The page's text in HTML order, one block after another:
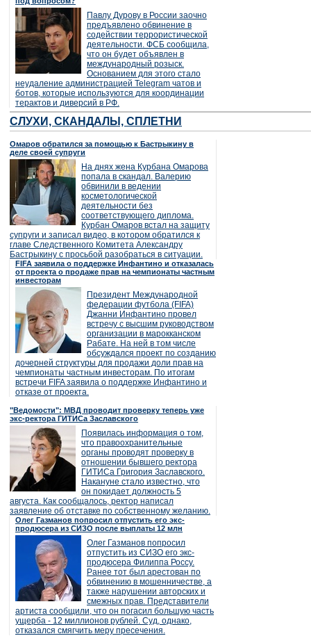
Павлу Дурову в России заочно
предъявлено обвинение в
содействии террористической
деятельности. ФСБ сообщила,
что он будет объявлен в
международный розыск.
Основанием для этого стало
неудаление администрацией Telegram чатов и
ботов, которые используются для координации
терактов и диверсий в РФ.
СЛУХИ, СКАНДАЛЫ, СПЛЕТНИ
Омаров обратился за помощью к Бастрыкину в
деле своей супруги
На днях жена Курбана Омарова
попала в скандал. Валерию
обвинили в ведении
косметологической
деятельности без
соответствующего диплома.
Курбан Омаров встал на защиту
супруги и записал видео, в котором обратился к
главе Следственного Комитета Александру
Бастрыкину с просьбой разобраться в ситуации.
FIFA заявила о поддержке Инфантино и отказалась
от проекта о продаже прав на чемпионаты частным
инвесторам
Президент Международной
федерации футбола (FIFA)
Джанни Инфантино провел
встречу с высшим руководством
организации в марокканском
Рабате. На ней в том числе
обсуждался проект по созданию
дочерней структуры для продажи доли прав на
чемпионаты частным инвесторам. По итогам
встречи FIFA заявила о поддержке Инфантино и
отказе от проекта.
"Ведомости": МВД проводит проверку теперь уже
экс-ректора ГИТИСа Заславского
Появилась информация о том,
что правоохранительные
органы проводят проверку в
отношении бывшего ректора
ГИТИСа Григория Заславского.
Накануне стало известно, что
он покидает должность 5
августа. Как сообщалось, ректор написал
заявление об отставке по собственному желанию.
Олег Газманов попросил отпустить его экс-
продюсера из СИЗО после выплаты 12 млн
Олег Газманов попросил
отпустить из СИЗО его экс-
продюсера Филиппа Россу.
Ранее тот был арестован по
обвинению в мошенничестве, а
также нарушении авторских и
смежных прав. Представители
артиста сообщили, что он погасил большую часть
ущерба - 12 миллионов рублей. Суд, однако,
отказался смягчить меру пресечения.